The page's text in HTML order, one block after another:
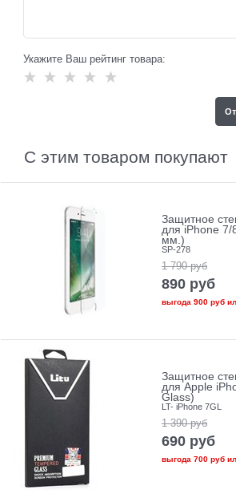
Укажите Ваш рейтинг товара:
С этим товаром покупают
Защитное
для iPhone
мм.)
SP-278
1 790 руб
890 руб
выгода 900 руб
Защитное
для Apple
Glass)
LT- iPhone 7GL
1 390 руб
690 руб
выгода 700 руб